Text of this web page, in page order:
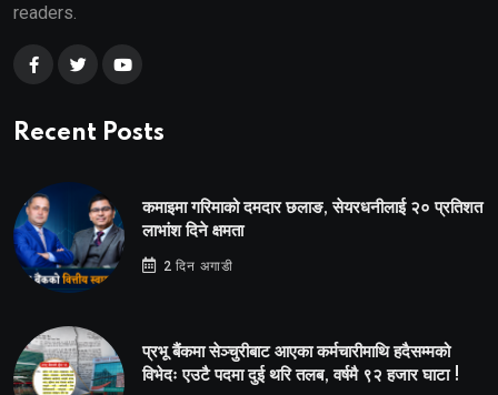
readers.
Recent Posts
कमाइमा गरिमाको दमदार छलाङ, सेयरधनीलाई २० प्रतिशत
लाभांश दिने क्षमता
2 दिन अगाडी
प्रभू बैंकमा सेञ्चुरीबाट आएका कर्मचारीमाथि हदैसम्मको
विभेदः एउटै पदमा दुई थरि तलब, वर्षमै ९२ हजार घाटा !